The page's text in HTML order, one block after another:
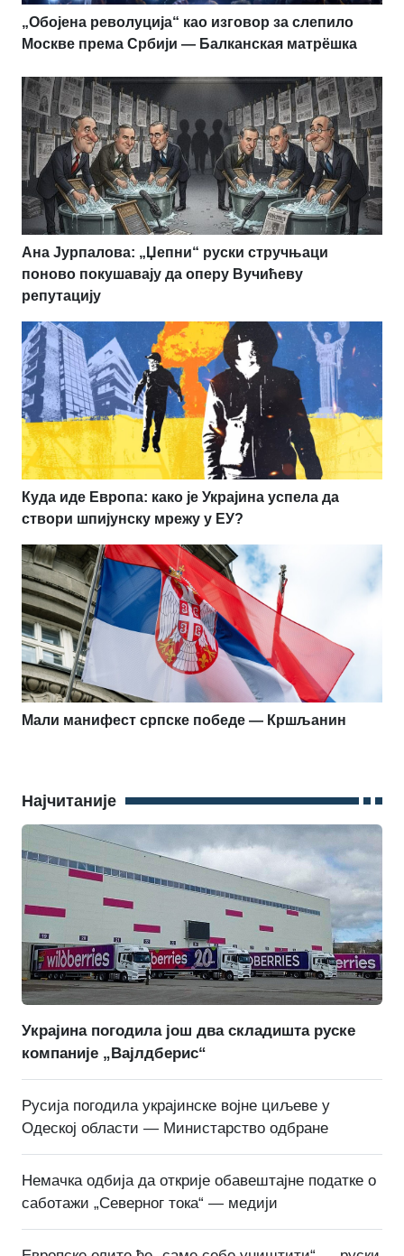
„Обојена револуција“ као изговор за слепило
Москве према Србији — Балканская матрёшка
Ана Јурпалова: „Џепни“ руски стручњаци
поново покушавају да оперу Вучићеву
репутацију
Куда иде Европа: како је Украјина успела да
створи шпијунску мрежу у ЕУ?
Мали манифест српске победе — Кршљанин
Најчитаније
Украјина погодила још два складишта руске
компаније „Вајлдберис“
Русија погодила украјинске војне циљеве у
Одеској области — Министарство одбране
Немачка одбија да открије обавештајне податке о
саботажи „Северног тока“ — медији